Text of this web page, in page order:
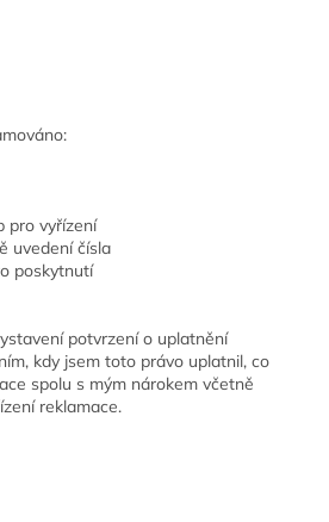
pro vyřízení
uvedení čísla
poskytnutí
potvrzení o uplatnění
kdy jsem toto právo uplatnil, co
spolu s mým nárokem včetně
reklamace.